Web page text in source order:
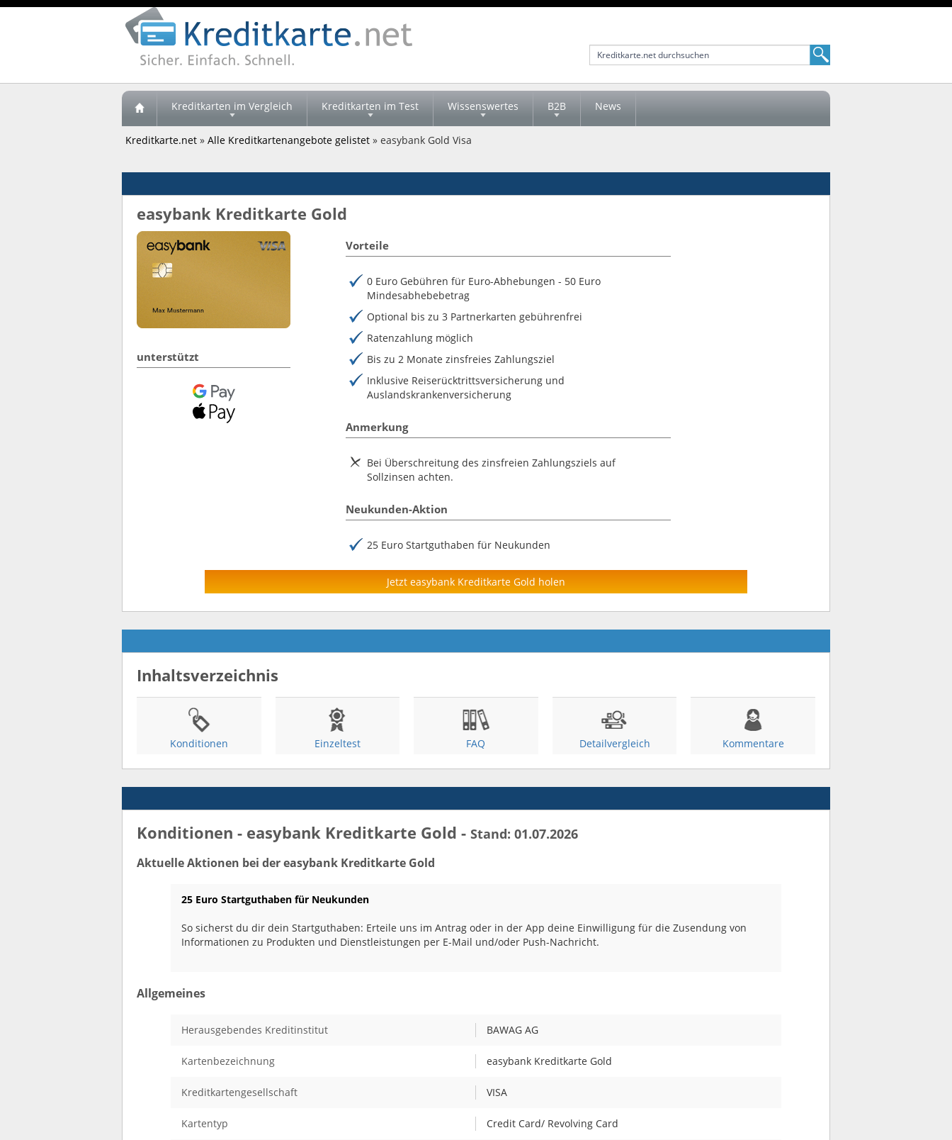
Kreditkarten im Vergleich Kreditkarten im Test Wissenswertes B2B News
Kreditkarte.net » Alle Kreditkartenangebote gelistet » easybank Gold Visa
easybank Kreditkarte Gold
unterstützt
Vorteile
0 Euro Gebühren für Euro-Abhebungen - 50 Euro
Mindesabhebebetrag
Optional bis zu 3 Partnerkarten gebührenfrei
Ratenzahlung möglich
Bis zu 2 Monate zinsfreies Zahlungsziel
Inklusive Reiserücktrittsversicherung und
Auslandskrankenversicherung
Anmerkung
Bei Überschreitung des zinsfreien Zahlungsziels auf
Sollzinsen achten.
Neukunden-Aktion
25 Euro Startguthaben für Neukunden
Jetzt easybank Kreditkarte Gold holen
Inhaltsverzeichnis
Konditionen Einzeltest FAQ Detailvergleich Kommentare
Konditionen - easybank Kreditkarte Gold - Stand: 01.07.2026
Aktuelle Aktionen bei der easybank Kreditkarte Gold
25 Euro Startguthaben für Neukunden
So sicherst du dir dein Startguthaben: Erteile uns im Antrag oder in der App deine Einwilligung für die Zusendung von
Informationen zu Produkten und Dienstleistungen per E-Mail und/oder Push-Nachricht.
Allgemeines
Herausgebendes Kreditinstitut BAWAG AG
Kartenbezeichnung easybank Kreditkarte Gold
Kreditkartengesellschaft VISA
Kartentyp Credit Card/ Revolving Card